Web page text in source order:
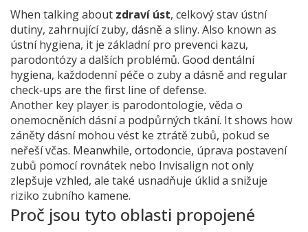
When talking about zdraví úst, celkový stav ústní
dutiny, zahrnující zuby, dásně a sliny. Also known as
ústní hygiena, it je základní pro prevenci kazu,
parodontózy a dalších problémů. Good dentální
hygiena, každodenní péče o zuby a dásněand regular
check‑ups are the first line of defense.
Another key player is parodontologie, věda o
onemocněních dásní a podpůrných tkání. It shows how
záněty dásní mohou vést ke ztrátě zubů, pokud se
neřeší včas. Meanwhile, ortodoncie, úprava postavení
zubů pomocí rovnátek nebo Invisalign not only
zlepšuje vzhled, ale také usnadňuje úklid a snižuje
riziko zubního kamene.
Proč jsou tyto oblasti propojené